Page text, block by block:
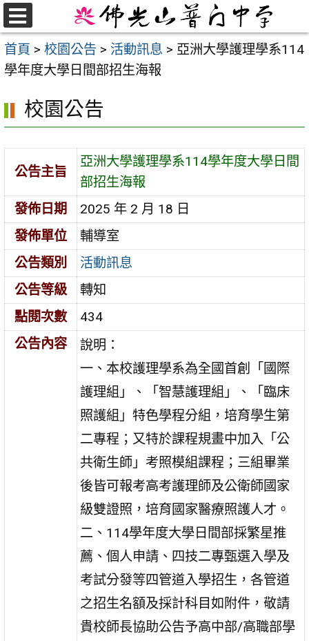
跳
至
主
要
首頁 > 校園公告 > 活動訊息 > 亞洲大學護理學系114
學年度大學日間部招生海報
校園公告
公告主旨
亞洲大學護理學系114學年度大學日間
部招生海報
發佈日期
2025 年 2 月 18 日
發佈單位
輔導室
公告類別
活動訊息
公告等級
轉知
點閱次數
434
公告內容
說明：
一、本校護理學系為全國首創「國際
護理組」、「智慧護理組」、「臨床
照護組」特色學程分組，培育學生第
二專程；又特於課程規畫中加入「公
共衛生師」考照模組課程；三組畢業
後皆可報考高考護理師及公衛師國家
級雙證照，培育國家醫療照護人才。
二、114學年度大學日間部採繁星推
薦、個人申請、四技二專甄選入學及
考試分發等四管道入學招生，各管道
之招生名額及採計科目如附件，敬請
貴校師長協助公告予高中部/高職部學
選
單